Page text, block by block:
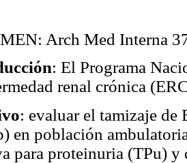
Arch Med Interna
: El Programa
renal crónica
: evaluar el tamizaje de
en población
para proteinuria (TPu)